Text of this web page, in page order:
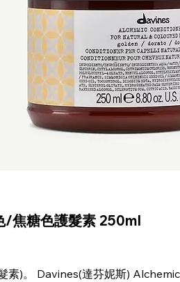
焦糖色護髮素 250ml
素)。 Davines(達芬妮斯) Alchemic